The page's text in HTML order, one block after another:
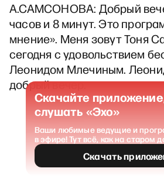
А.САМСОНОВА: Добрый
часов и 8 минут. Это
мнение». Меня зовут Тоня
сегодня с удовольствием
Леонидом Млечиным.
добрый вечер.
Скачайте
слушать «Эхо»
Ваши любимые ведущие и
в эфире! Тут всё, как на старом
Скачать